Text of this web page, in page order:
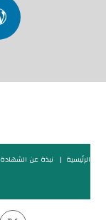
الرئيسية | نبذة عن الشهادة